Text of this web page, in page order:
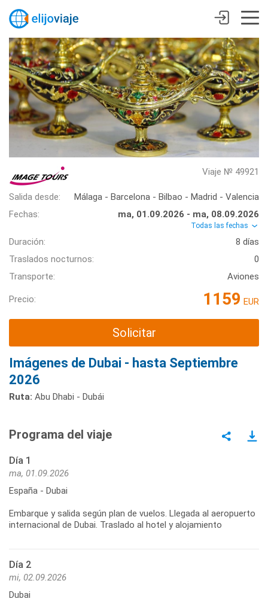
Viaje № 49921
Salida desde:
Málaga - Barcelona - Bilbao - Madrid - Valencia
Fechas:
ma, 01.09.2026 - ma, 08.09.2026
Todas las fechas
Duración:
8 días
Traslados nocturnos:
0
Transporte:
Aviones
Precio: 1159 EUR
Solicitar
Imágenes de Dubai - hasta Septiembre
2026
Ruta: Abu Dhabi - Dubái
Programa del viaje
Día 1
ma, 01.09.2026
España - Dubai
Embarque y salida según plan de vuelos. Llegada al aeropuerto
internacional de Dubai. Traslado al hotel y alojamiento
Día 2
mi, 02.09.2026
Dubai